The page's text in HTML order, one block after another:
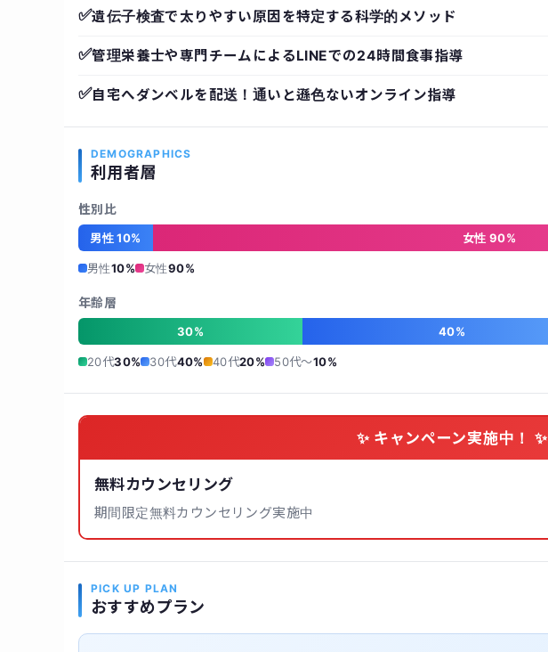
✅遺伝子検査で太りやすい原因を特定する科学的メソッド
✅管理栄養士や専門チームによるLINEでの24時間食事指導
✅自宅へダンベルを配送！通いと遜色ないオンライン指導
DEMOGRAPHICS
利用者層
性別比
男性 10% 女性 90%
男性10% 女性90%
年齢層
30% 40%
20代30% 30代40% 40代20% 50代〜10%
✨ キャンペーン実施中！ ✨
無料カウンセリング
期間限定無料カウンセリング実施中
PICK UP PLAN
おすすめプラン